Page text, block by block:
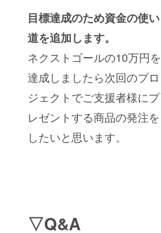
目標達成のため資金の使い
道を追加します。
ネクストゴールの10万円を
達成しましたら次回のプロ
ジェクトでご支援者様にプ
レゼントする商品の発注を
したいと思います。
▽Q&A